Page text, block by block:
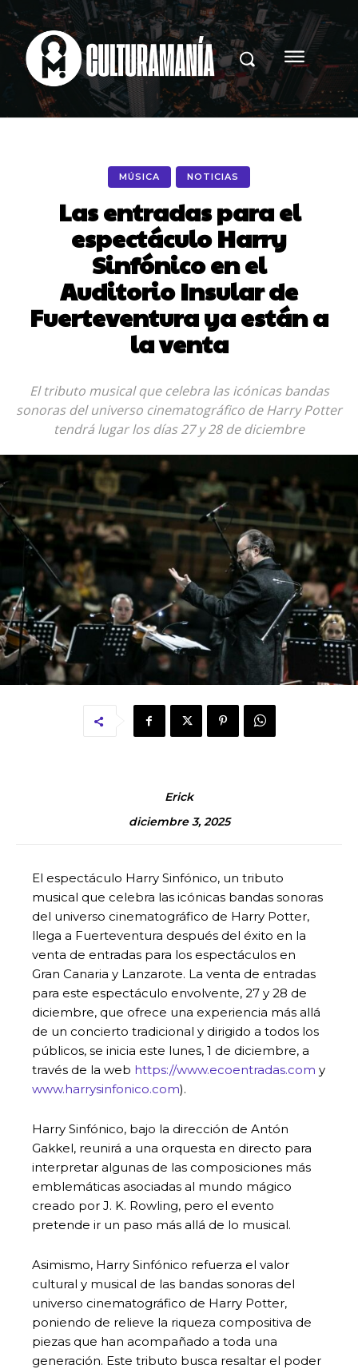
MÚSICA NOTICIAS
Las entradas para el
espectáculo Harry
Sinfónico en el
Auditorio Insular de
Fuerteventura ya están a
la venta
El tributo musical que celebra las icónicas bandas
sonoras del universo cinematográfico de Harry Potter
tendrá lugar los días 27 y 28 de diciembre
Erick
diciembre 3, 2025
El espectáculo Harry Sinfónico, un tributo
musical que celebra las icónicas bandas sonoras
del universo cinematográfico de Harry Potter,
llega a Fuerteventura después del éxito en la
venta de entradas para los espectáculos en
Gran Canaria y Lanzarote. La venta de entradas
para este espectáculo envolvente, 27 y 28 de
diciembre, que ofrece una experiencia más allá
de un concierto tradicional y dirigido a todos los
públicos, se inicia este lunes, 1 de diciembre, a
través de la web https://www.ecoentradas.com y
www.harrysinfonico.com).
Harry Sinfónico, bajo la dirección de Antón
Gakkel, reunirá a una orquesta en directo para
interpretar algunas de las composiciones más
emblemáticas asociadas al mundo mágico
creado por J. K. Rowling, pero el evento
pretende ir un paso más allá de lo musical.
Asimismo, Harry Sinfónico refuerza el valor
cultural y musical de las bandas sonoras del
universo cinematográfico de Harry Potter,
poniendo de relieve la riqueza compositiva de
piezas que han acompañado a toda una
generación. Este tributo busca resaltar el poder